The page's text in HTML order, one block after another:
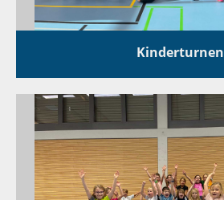
Kinderturnen